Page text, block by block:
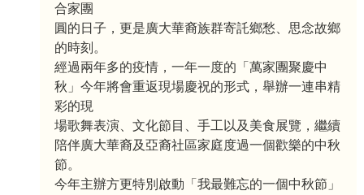
合家團
圓的日子，更是廣大華裔族群寄託鄉愁、思念故鄉
的時刻。
經過兩年多的疫情，一年一度的「萬家團聚慶中
秋」今年將會重返現場慶祝的形式，舉辦一連串精
彩的現
場歌舞表演、文化節目、手工以及美食展覽，繼續
陪伴廣大華裔及亞裔社區家庭度過一個歡樂的中秋
節。
今年主辦方更特別啟動「我最難忘的一個中秋節」